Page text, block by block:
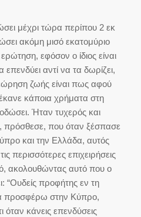
μέχρι τώρα περίπου 2 εκ
ακόμη μισό εκατομύριο
εφόσον ο ίδιος είναι
επενδύει αντί να τα δωρίζει,
ζωής είναι πως αφού
έκανε κάποια χρήματα στη
Ήταν τυχερός και
πρόσθεσε, που όταν ξέσπασε
και την Ελλάδα, αυτός
περισσότερες επιχειρήσεις
ακολουθώντας αυτό που ο
“Ουδείς προφήτης εν τη
προσφέρω στην Κύπρο,
όταν κάνεις επενδύσεις